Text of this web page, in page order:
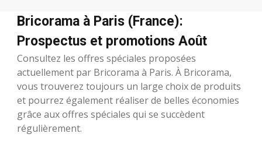
Bricorama à Paris (France):
Prospectus et promotions Août
Consultez les offres spéciales proposées
actuellement par Bricorama à Paris. À Bricorama,
vous trouverez toujours un large choix de produits
et pourrez également réaliser de belles économies
grâce aux offres spéciales qui se succèdent
régulièrement.